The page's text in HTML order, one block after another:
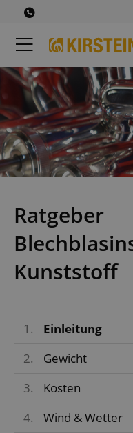
Ratgeber
Kunststoff
1.
Einleitung
2.
Gewicht
3.
Kosten
4.
Wind & Wetter